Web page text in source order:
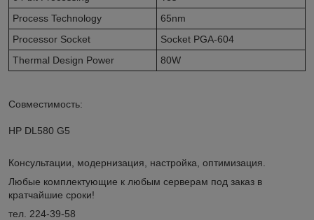
Process Technology
65nm
Processor Socket
Socket PGA-604
Thermal Design Power
80W
Совместимость:
HP DL580 G5
Консультации, модернизация, настройка, оптимизация.
Любые комплектующие к любым серверам под заказ в
кратчайшие сроки!
тел. 224-39-58